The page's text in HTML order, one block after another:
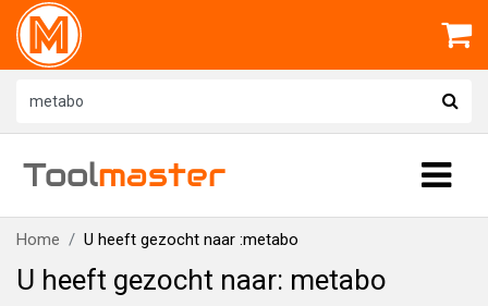
Toolmaster
Home U heeft gezocht naar :metabo
U heeft gezocht naar: metabo